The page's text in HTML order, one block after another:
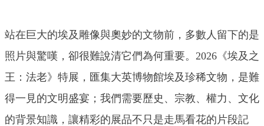
站在巨大的埃及雕像與奧妙的文物前，多數人留下的是
照片與驚嘆，卻很難說清它們為何重要。2026《埃及之
王：法老》特展，匯集大英博物館埃及珍稀文物，是難
得一見的文明盛宴；我們需要歷史、宗教、權力、文化
的背景知識，讓精彩的展品不只是走馬看花的片段記